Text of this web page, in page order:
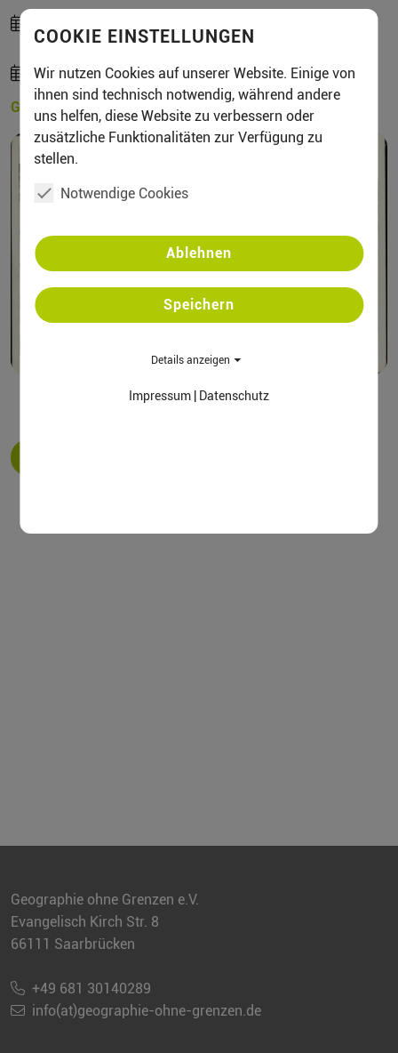
Anmeldung erforderlich.
Gruppenameldung
Gruppenanfrage
Geographie ohne Grenzen e.V.
Evangelisch Kirch Str. 8
66111 Saarbrücken
+49 681 30140289
info(at)geographie-ohne-grenzen.de
COOKIE EINSTELLUNGEN
Wir nutzen Cookies auf unserer Website. Einige von
ihnen sind technisch notwendig, während andere
uns helfen, diese Website zu verbessern oder
zusätzliche Funktionalitäten zur Verfügung zu
stellen.
Notwendige Cookies
Ablehnen
Speichern
Details anzeigen
Impressum | Datenschutz